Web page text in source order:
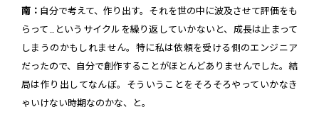
南： 自分で考えて、作り出す。それを世の中に波及させて評価をも
らって…というサイクルを繰り返していかないと、成長は止まって
しまうのかもしれません。特に私は依頼を受ける側のエンジニア
だったので、自分で創作することがほとんどありませんでした。結
局は作り出してなんぼ。そういうことをそろそろやっていかなき
ゃいけない時期なのかな、と。